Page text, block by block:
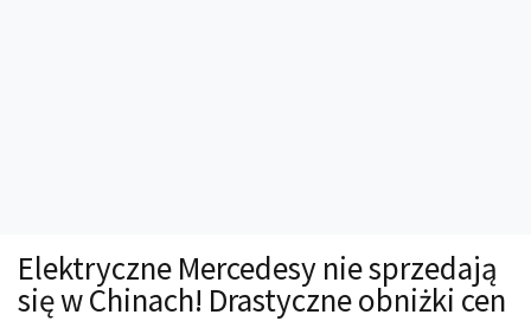
Technika jazdy
Oświetlenie
Elektryczne Mercedesy nie sprzedają
się w Chinach! Drastyczne obniżki cen